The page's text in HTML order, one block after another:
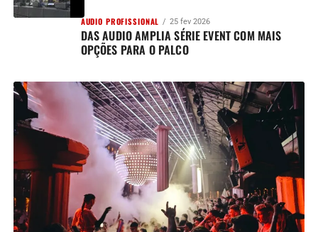
AUDIO PROFISSIONAL 25 fev 2026
DAS AUDIO AMPLIA SÉRIE EVENT COM MAIS
OPÇÕES PARA O PALCO